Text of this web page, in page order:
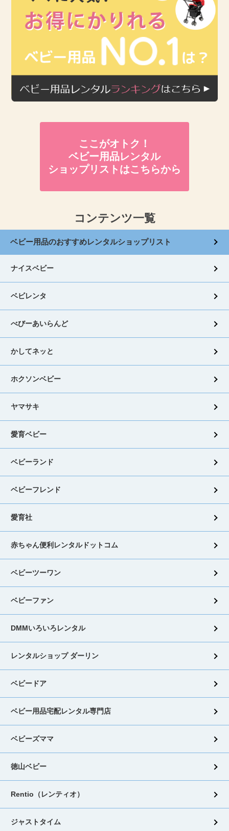
ここがオトク！
ベビー用品レンタル
ショップリストはこちらから
コンテンツ一覧
ベビー用品のおすすめレンタルショップリスト
ナイスベビー
ベビレンタ
べびーあいらんど
かしてネッと
ホクソンベビー
ヤマサキ
愛育ベビー
ベビーランド
ベビーフレンド
愛育社
赤ちゃん便利レンタルドットコム
ベビーツーワン
ベビーファン
DMMいろいろレンタル
レンタルショップ ダーリン
ベビードア
ベビー用品宅配レンタル専門店
ベビーズママ
徳山ベビー
Rentio（レンティオ）
ジャストタイム